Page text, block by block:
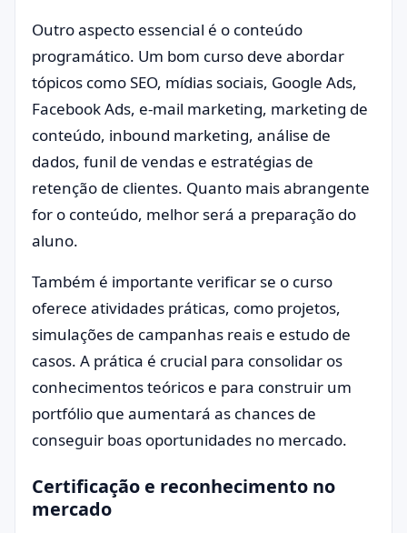
Outro aspecto essencial é o conteúdo
programático. Um bom curso deve abordar
tópicos como SEO, mídias sociais, Google Ads,
Facebook Ads, e-mail marketing, marketing de
conteúdo, inbound marketing, análise de
dados, funil de vendas e estratégias de
retenção de clientes. Quanto mais abrangente
for o conteúdo, melhor será a preparação do
aluno.
Também é importante verificar se o curso
oferece atividades práticas, como projetos,
simulações de campanhas reais e estudo de
casos. A prática é crucial para consolidar os
conhecimentos teóricos e para construir um
portfólio que aumentará as chances de
conseguir boas oportunidades no mercado.
Certificação e reconhecimento no
mercado